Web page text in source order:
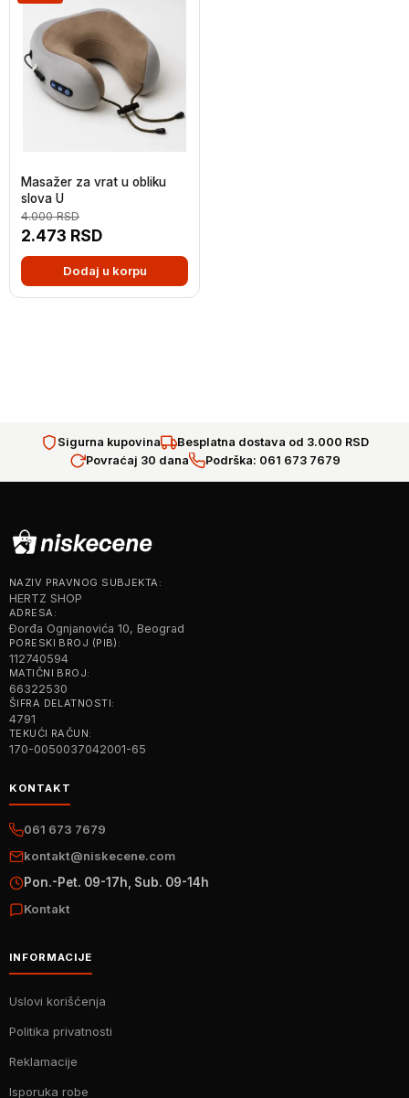
Masažer za vrat u obliku
slova U
2.473 RSD
4.000RSD
Dodaj u korpu
Sigurna kupovina
Besplatna dostava od 3.000 RSD
Povraćaj 30 dana
Podrška: 061 673 7679
NAZIV PRAVNOG SUBJEKTA:
HERTZ SHOP
ADRESA:
Đorđa Ognjanovića 10, Beograd
PORESKI BROJ (PIB):
112740594
MATIČNI BROJ:
66322530
ŠIFRA DELATNOSTI:
4791
TEKUĆI RAČUN:
170-0050037042001-65
KONTAKT
061 673 7679
kontakt@niskecene.com
Pon.-Pet. 09-17h, Sub. 09-14h
Kontakt
INFORMACIJE
Uslovi korišćenja
Politika privatnosti
Reklamacije
Isporuka robe